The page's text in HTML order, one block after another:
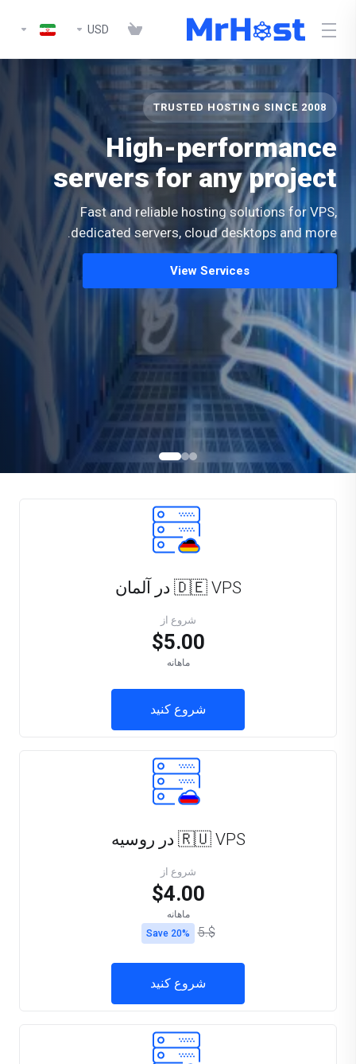
USD
TRUSTED HOSTING SINCE 2008
High-performance
servers for any project
Fast and reliable hosting solutions for VPS,
dedicated servers, cloud desktops and more.
View Services
🇩🇪 VPS در آلمان
شروع از
$5.00
ماهانه
شروع کنید
🇷🇺 VPS در روسیه
شروع از
$4.00
ماهانه
$.5
Save 20%
شروع کنید